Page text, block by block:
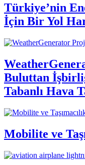
Türkiye’nin
İçin Bir Yol
Buluttan
Tabanlı Hava
Mobilite ve